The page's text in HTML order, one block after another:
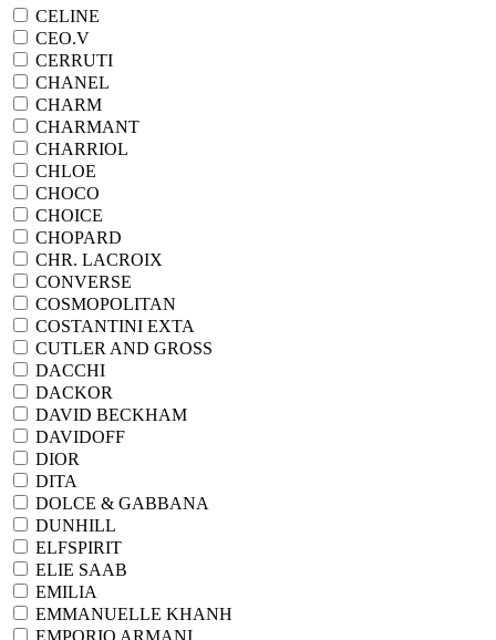
CELINE
CEO.V
CERRUTI
CHANEL
CHARM
CHARMANT
CHARRIOL
CHLOE
CHOCO
CHOICE
CHOPARD
CHR. LACROIX
CONVERSE
COSMOPOLITAN
COSTANTINI EXTA
CUTLER AND GROSS
DACCHI
DACKOR
DAVID BECKHAM
DAVIDOFF
DIOR
DITA
DOLCE & GABBANA
DUNHILL
ELFSPIRIT
ELIE SAAB
EMILIA
EMMANUELLE KHANH
EMPORIO ARMANI